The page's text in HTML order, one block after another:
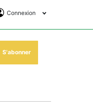
Connexion
S'abonner